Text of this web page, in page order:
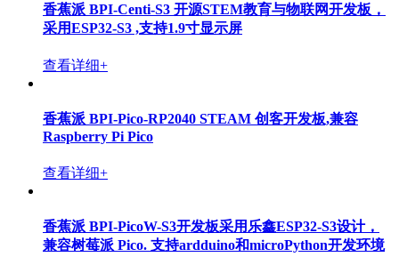
香蕉派 BPI-Centi-S3 开源STEM教育与物联网开发板，
采用ESP32-S3 ,支持1.9寸显示屏
查看详细+
香蕉派 BPI-Pico-RP2040 STEAM 创客开发板,兼容
Raspberry Pi Pico
查看详细+
香蕉派 BPI-PicoW-S3开发板采用乐鑫ESP32-S3设计，
兼容树莓派 Pico. 支持ardduino和microPython开发环境